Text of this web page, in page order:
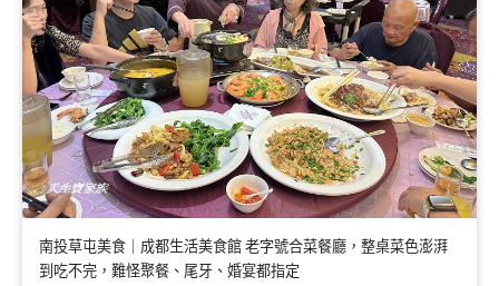
南投草屯美食｜成都生活美食館 老字號合菜餐廳，整桌菜色澎湃
到吃不完，難怪聚餐、尾牙、婚宴都指定